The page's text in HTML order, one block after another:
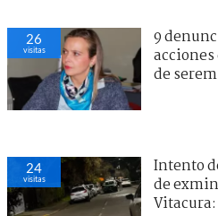
26
visitas
9
de
24
visitas
Intento
de